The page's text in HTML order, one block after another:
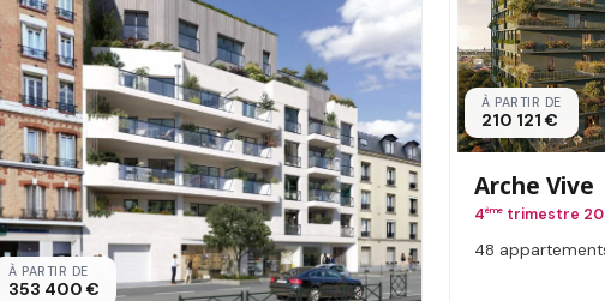
À PARTIR DE
353 400 €
À PARTIR DE
210 121 €
Arche Vive
4ème trimestre
48